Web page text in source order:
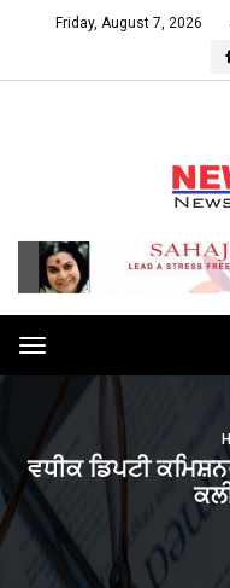
Friday, August 7, 2026
Toggle
navigation
ਵਧੀਕ ਡਿਪਟੀ